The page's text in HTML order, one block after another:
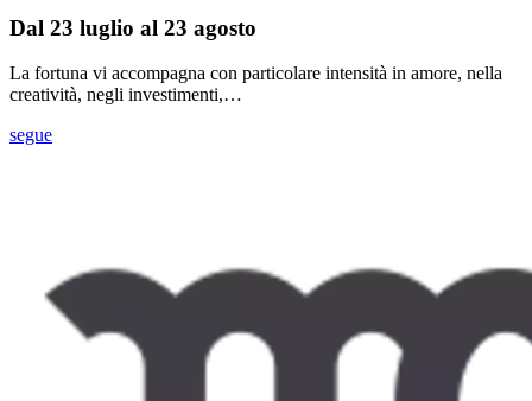
Dal 23 luglio al 23 agosto
La fortuna vi accompagna con particolare intensità in amore, nella
creatività, negli investimenti,…
segue